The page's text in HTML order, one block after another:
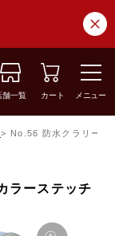
舗一覧 カート メニュー
No.56 防水クラリーノ
ラーステッチ